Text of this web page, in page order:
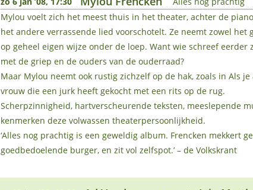
Mylou voelt zich het meest thuis in het theater, achter de
het andere verrassende lied voorschotelt. Ze neemt zowel het
op geheel eigen wijze onder de loep. Want wie schreef
met de griep en de ouders van de ouderraad?
Maar Mylou neemt ook rustig zichzelf op de hak, zoals in Als
vrouw die een jurk heeft gekocht met een rits op de rug.
Scherpzinnigheid, hartverscheurende teksten, meeslepende
kenmerken deze volwassen theaterpersoonlijkheid.
‘Alles nog prachtig is een geweldig album. Frencken mekkert
goedbedoelende burger, en zit vol zelfspot.’ – de Volkskrant